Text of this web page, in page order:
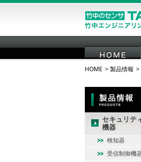
HOME
HOME 製品情報
セキュリテ
機器
検知器
受信制御機